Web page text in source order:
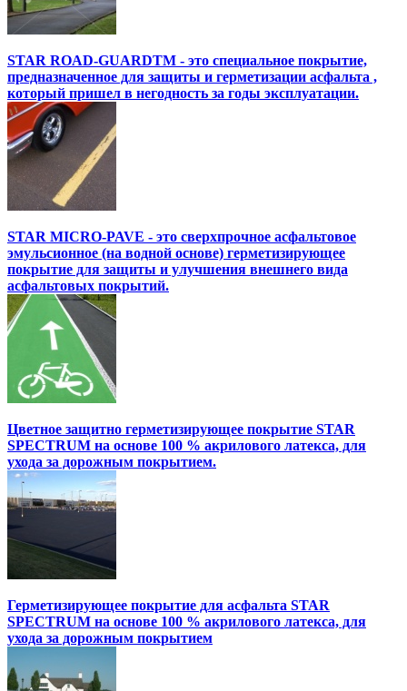
STAR ROAD-GUARDTM - это специальное покрытие,
предназначенное для защиты и герметизации асфальта ,
который пришел в негодность за годы эксплуатации.
STAR MICRO-PAVE - это сверхпрочное асфальтовое
эмульсионное (на водной основе) герметизирующее
покрытие для защиты и улучшения внешнего вида
асфальтовых покрытий.
Цветное защитно герметизирующее покрытие STAR
SPECTRUM на основе 100 % акрилового латекса, для
ухода за дорожным покрытием.
Герметизирующее покрытие для асфальта STAR
SPECTRUM на основе 100 % акрилового латекса, для
ухода за дорожным покрытием